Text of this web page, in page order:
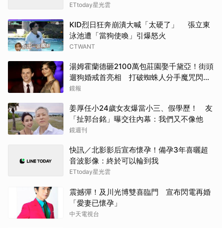
ETtoday星光雲
KID烈日狂奔崩潰大喊「太硬了」 張立東
泳池遭「當狗使喚」引爆怒火
CTWANT
湯姆霍蘭德砸2100萬包莊園娶千黛亞！街頭
遛狗婚戒首亮相 打破蜘蛛人分手魔咒閃爆
全場
鏡報
姜厚任小24歲女友爆當小三、假學歷！ 友
「扯郭台銘」曝交往內幕：我們又不像他
鏡週刊
快訊／北影影后宣布懷孕！備孕3年喜曬超
音波影像：終於可以輪到我
ETtoday星光雲
震撼彈！及川光博雙喜臨門 宣布閃電再婚
「愛妻已懷孕」
中天電視台